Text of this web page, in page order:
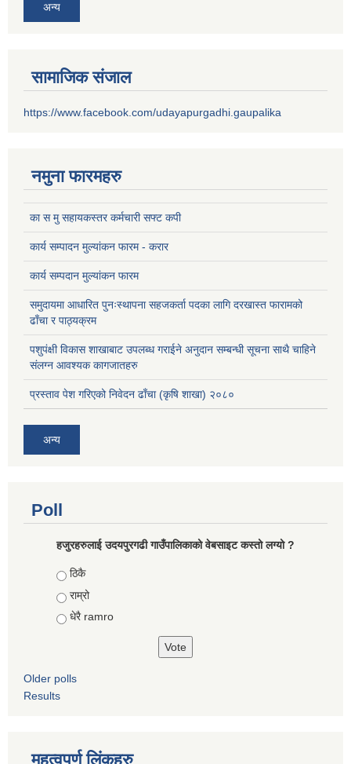
अन्य
सामाजिक संजाल
https://www.facebook.com/udayapurgadhi.gaupalika
नमुना फारमहरु
का स मु सहायकस्तर कर्मचारी सफ्ट कपी
कार्य सम्पादन मुल्यांकन फारम - करार
कार्य सम्पदान मुल्यांकन फारम
समुदायमा आधारित पुनःस्थापना सहजकर्ता पदका लागि दरखास्त फारामको
ढाँचा र पाठ्यक्रम
पशुपंक्षी विकास शाखाबाट उपलब्ध गराईने अनुदान सम्बन्धी सूचना साथै चाहिने
संलग्न आवश्यक कागजातहरु
प्रस्ताव पेश गरिएको निवेदन ढाँचा (कृषि शाखा) २०८०
अन्य
Poll
हजुरहरुलाई उदयपुरगढी गाउँपालिकाको वेबसाइट कस्तो लग्यो ?
Choices
ठिकै
राम्रो
धेरै ramro
Older polls
Results
महत्वपुर्ण लिंकहरु